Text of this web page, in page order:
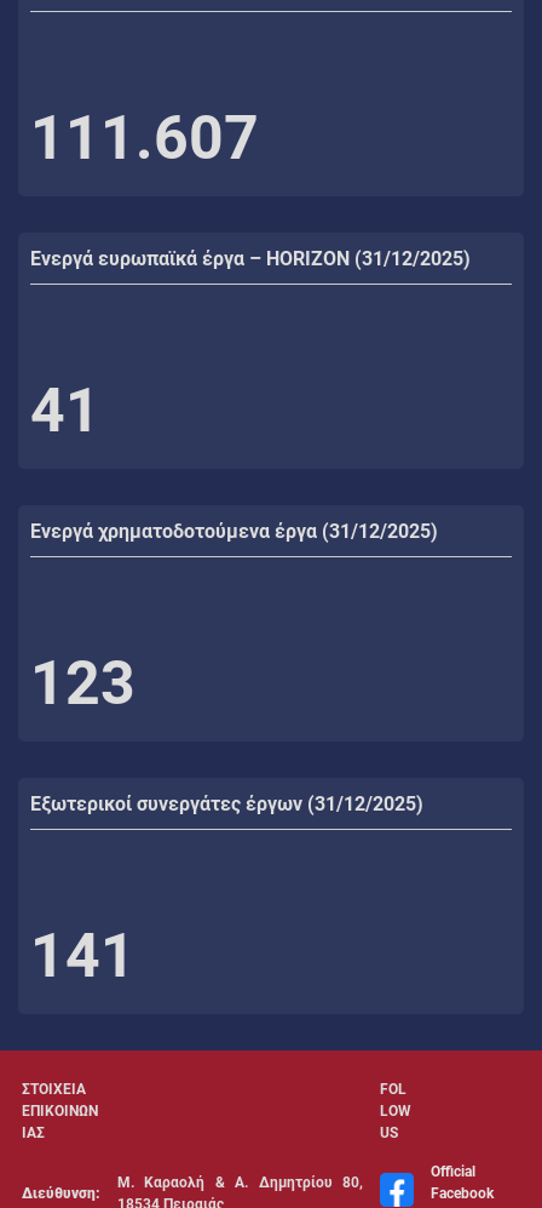
111.607
Ενεργά ευρωπαϊκά έργα – HORIZON (31/12/2025)
41
Ενεργά χρηματοδοτούμενα έργα (31/12/2025)
123
Εξωτερικοί συνεργάτες έργων (31/12/2025)
141
ΣΤΟΙΧΕΙΑ
ΕΠΙΚΟΙΝΩΝ
ΙΑΣ
FOL
LOW
US
Διεύθυνση:
Μ. Καραολή & Α. Δημητρίου 80,
18534 Πειραιάς
Official
Facebook